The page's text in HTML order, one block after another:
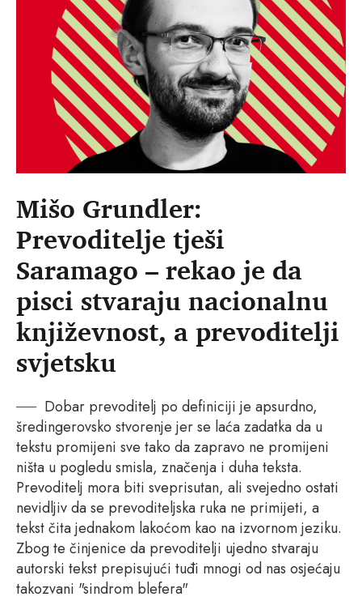
Mišo Grundler:
Prevoditelje tješi
Saramago – rekao je da
pisci stvaraju nacionalnu
književnost, a prevoditelji
svjetsku
Dobar prevoditelj po definiciji je apsurdno,
šredingerovsko stvorenje jer se laća zadatka da u
tekstu promijeni sve tako da zapravo ne promijeni
ništa u pogledu smisla, značenja i duha teksta.
Prevoditelj mora biti sveprisutan, ali svejedno ostati
nevidljiv da se prevoditeljska ruka ne primijeti, a
tekst čita jednakom lakoćom kao na izvornom jeziku.
Zbog te činjenice da prevoditelji ujedno stvaraju
autorski tekst prepisujući tuđi mnogi od nas osjećaju
takozvani "sindrom blefera"